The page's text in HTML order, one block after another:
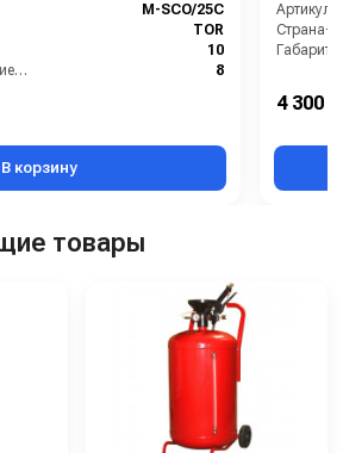
М-SCO/25C
TOR
10
Максимальное давление (бар):
8
В корзину
Артикул:
Страна-
4 300
товары